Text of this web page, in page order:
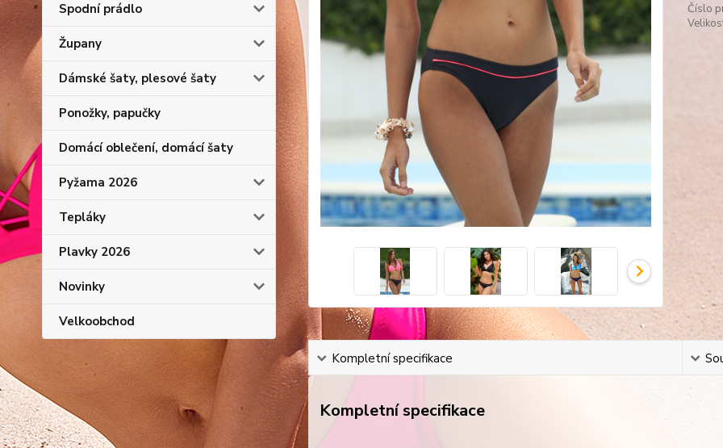
Spodní prádlo
Župany
Dámské šaty, plesové šaty
Ponožky, papučky
Domácí oblečení, domácí šaty
Pyžama 2026
Tepláky
Plavky 2026
Novinky
Velkoobchod
Číslo
Kompletní specifikace
Kompletní specifikace